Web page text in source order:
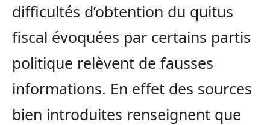
difficultés d’obtention du quitus
fiscal évoquées par certains partis
politique relèvent de fausses
informations. En effet des sources
bien introduites renseignent que